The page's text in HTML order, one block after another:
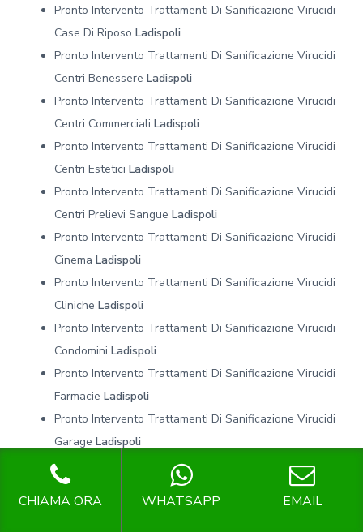
Pronto Intervento Trattamenti Di Sanificazione Virucidi
Case Di Riposo Ladispoli
Pronto Intervento Trattamenti Di Sanificazione Virucidi
Centri Benessere Ladispoli
Pronto Intervento Trattamenti Di Sanificazione Virucidi
Centri Commerciali Ladispoli
Pronto Intervento Trattamenti Di Sanificazione Virucidi
Centri Estetici Ladispoli
Pronto Intervento Trattamenti Di Sanificazione Virucidi
Centri Prelievi Sangue Ladispoli
Pronto Intervento Trattamenti Di Sanificazione Virucidi
Cinema Ladispoli
Pronto Intervento Trattamenti Di Sanificazione Virucidi
Cliniche Ladispoli
Pronto Intervento Trattamenti Di Sanificazione Virucidi
Condomini Ladispoli
Pronto Intervento Trattamenti Di Sanificazione Virucidi
Farmacie Ladispoli
Pronto Intervento Trattamenti Di Sanificazione Virucidi
Garage Ladispoli
Pronto Intervento Trattamenti Di Sanificazione Virucidi
Hotel
Pronto Intervento Trattamenti Di Sanificazione Virucidi
CHIAMA ORA WHATSAPP EMAIL